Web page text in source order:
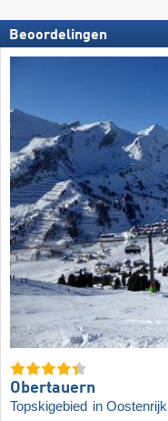
Beoordelingen
Obertauern
Topskigebied in Oostenrijk